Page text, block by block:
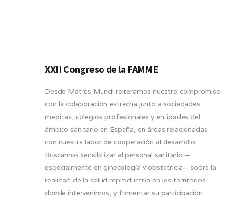
XXII Congreso de la FAMME
Desde Matres Mundi reiteramos nuestro compromiso
con la colaboración estrecha junto a sociedades
médicas, colegios profesionales y entidades del
ámbito sanitario en España, en áreas relacionadas
con nuestra labor de cooperación al desarrollo.
Buscamos sensibilizar al personal sanitario —
especialmente en ginecología y obstetricia— sobre la
realidad de la salud reproductiva en los territorios
donde intervenimos, y fomentar su participación